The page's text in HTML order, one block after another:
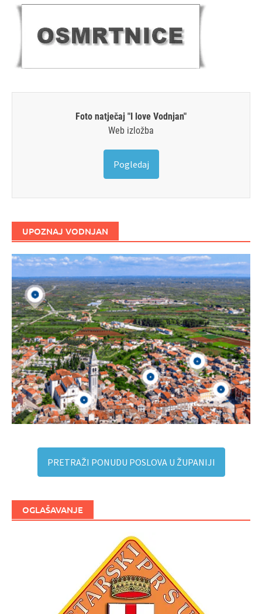
Foto natječaj "I love Vodnjan"
Web izložba
Pogledaj
UPOZNAJ VODNJAN
PRETRAŽI PONUDU POSLOVA U ŽUPANIJI
OGLAŠAVANJE